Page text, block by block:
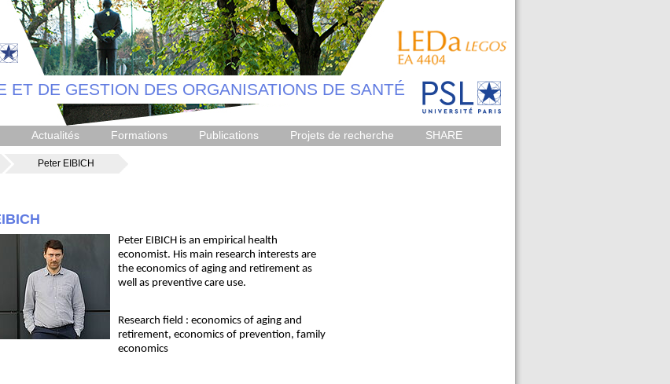
ET DE GESTION DES ORGANISATIONS DE SANTÉ
Actualités Formations Publications Projets de recherche SHARE
Peter EIBICH
Peter EIBICH is an empirical health
economist. His main research interests are
the economics of aging and retirement as
well as preventive care use.
Research field : economics of aging and
retirement, economics of prevention, family
economics